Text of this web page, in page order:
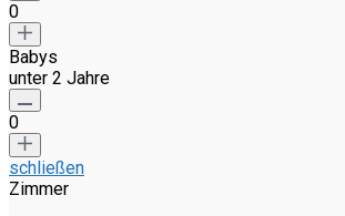
0
Babys
unter 2 Jahre
0
schließen
Zimmer